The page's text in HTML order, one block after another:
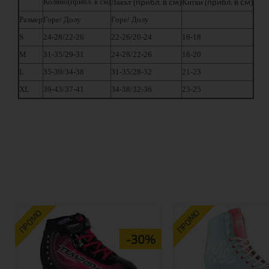
Лакът ( )Китки (
)
Размер Горе/ Долу
Горе/ Долу
S
24-28/22-26 22-26/20-24
16-18
M
31-35/29-31 24-28/22-26
18-20
L
35-39/34-38 31-35/28-32
21-23
XL
39-43/37-41 34-38/32-36 23-25
ПРОМО
-30%
ПРОМО